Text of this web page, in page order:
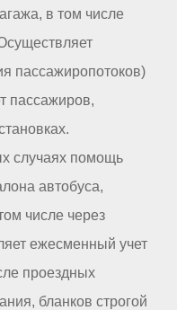
в том числе
пассажиропотоков)
пассажиров,
случаях помощь
автобуса,
числе через
ежесменный учет
проездных
бланков строгой